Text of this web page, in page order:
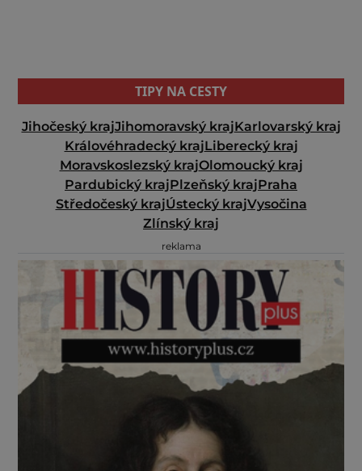
TIPY NA CESTY
Jihočeský krajJihomoravský krajKarlovarský kraj
Královéhradecký krajLiberecký kraj
Moravskoslezský krajOlomoucký kraj
Pardubický krajPlzeňský krajPraha
Středočeský krajÚstecký krajVysočina
Zlínský kraj
reklama